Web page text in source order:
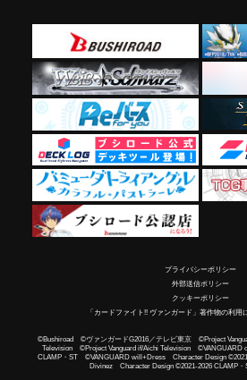
プライバシーポリシー
外部送信ポリシー
クッキーポリシー
「カードファイト!! ヴァンガード」著作物の利用
©Bushiroad ©ヴァンガードG2016／テレビ東京 ©Project
Television ©Project Vanguard if/Aichi Television ©VANGUARD
CLAMP・ST ©VANGUARD will+Dress Character Design
Divinez Character Design ©2021-2026 CLAMP